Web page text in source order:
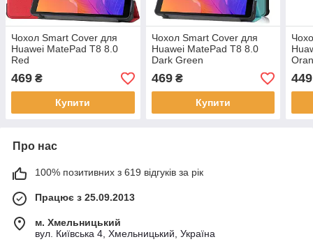
Чохол Smart Cover для
Huawei MatePad T8 8.0
Red
469 ₴
Купити
Чохол Smart Cover для
Huawei MatePad T8 8.0
Dark Green
469₴
Купити
449
Про нас
100% позитивних з 619 відгуків за рік
Працює з 25.09.2013
м. Хмельницький
вул. Київська 4, Хмельницький, Україна